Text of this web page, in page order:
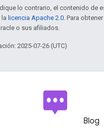
lo contrario, el contenido de
licencia Apache 2.0 . Para
o sus afiliados.
2025-07-26 (UTC)
Blog